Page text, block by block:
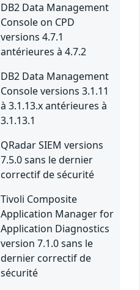
DB2 Data Management
Console on CPD
versions 4.7.1
antérieures à 4.7.2
DB2 Data Management
Console versions 3.1.11
à 3.1.13.x antérieures à
3.1.13.1
QRadar SIEM versions
7.5.0 sans le dernier
correctif de sécurité
Tivoli Composite
Application Manager for
Application Diagnostics
version 7.1.0 sans le
dernier correctif de
sécurité